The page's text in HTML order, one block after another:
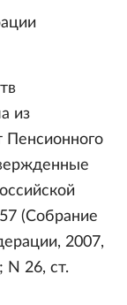
из
(Собрание
2007,
N 26, ст.